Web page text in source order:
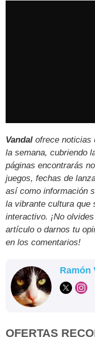
Vandal ofrece noticias
la semana, cubriendo
páginas encontrarás
juegos, fechas de
así como información
la vibrante cultura que
interactivo. ¡No
artículo o darnos tu
en los comentarios!
Ramón
OFERTAS